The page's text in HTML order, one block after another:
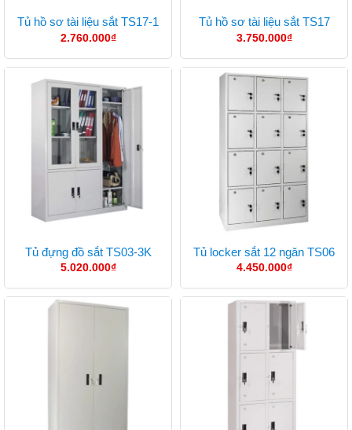
Tủ hồ sơ tài liệu sắt TS17-1
2.760.000₫
Tủ hồ sơ tài liệu sắt TS17
3.750.000₫
Tủ đựng đồ sắt TS03-3K
5.020.000₫
Tủ locker sắt 12 ngăn TS06
4.450.000₫